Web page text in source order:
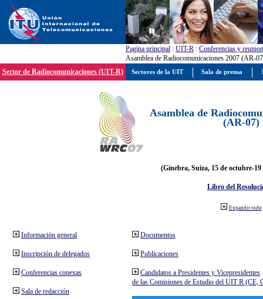
Pagína principal : UIT-R : Conferencias y
Asamblea de Radiocomunicaciones 2007 (AR-
Sector de Radiocomunicaciones (UIT-R)
Asamblea de
(AR-07)
(Ginebra, Suiza, 15 de octubre-19
Libro del
Expandir todo
Información general
Inscripción de delegados
Conferencias conexas
Sala de redacción
Documentos
Publicaciones
Candidatos a Presidentes y Vicepresidentes
de las Comisiones de Estudio del UIT R (CE,
Sectores de la UIT Sala de prensa